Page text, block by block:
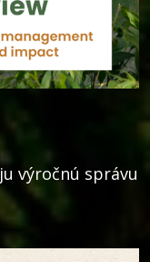
výročnú správu